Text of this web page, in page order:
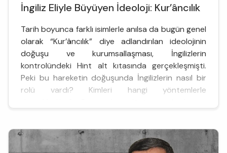
İngiliz Eliyle Büyüyen İdeoloji: Kur’âncılık
Tarih boyunca farklı isimlerle anılsa da bugün genel
olarak “Kur’âncılık” diye adlandırılan ideolojinin
doğuşu ve kurumsallaşması, İngilizlerin
kontrolündeki Hint alt kıtasında gerçekleşmişti.
Peki bu hareketin doğuşunda İngilizlerin nasıl bir
rolü vardı? Kimleri hangi yöntemlerle
bu soruları, İslamiyet’i...